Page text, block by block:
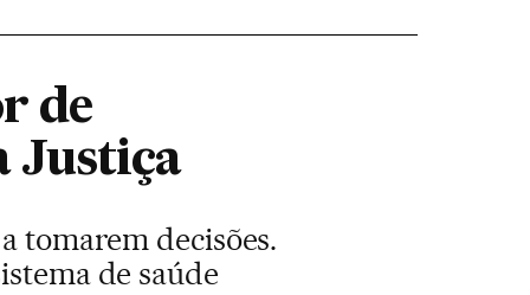
de
Justiça
tomarem decisões.
de saúde